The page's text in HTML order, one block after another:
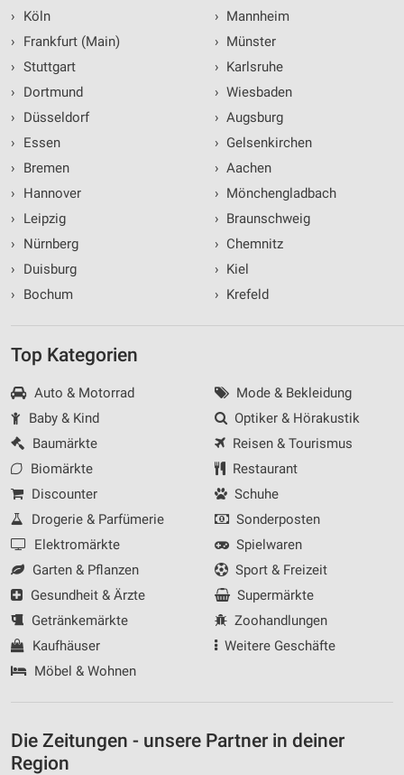
›
Köln
›
Frankfurt (Main)
› Stuttgart
›
Dortmund
›
Düsseldorf
›
Essen
›
Bremen
›
Hannover
›
Leipzig
›
Nürnberg
›
Duisburg
›
Bochum
› Mannheim
› Münster
› Karlsruhe
› Wiesbaden
› Augsburg
› Gelsenkirchen
› Aachen
› Mönchengladbach
› Braunschweig
› Chemnitz
› Kiel
› Krefeld
Top Kategorien
Auto & Motorrad
Baby & Kind
Baumärkte
Biomärkte
Discounter
Drogerie & Parfümerie
Elektromärkte
Garten & Pflanzen
Gesundheit & Ärzte
Getränkemärkte
Kaufhäuser
Möbel & Wohnen
Mode & Bekleidung
Optiker & Hörakustik
Reisen & Tourismus
Restaurant
Schuhe
Sonderposten
Spielwaren
Sport & Freizeit
Supermärkte
Zoohandlungen
Weitere Geschäfte
Die Zeitungen - unsere Partner in deiner
Region